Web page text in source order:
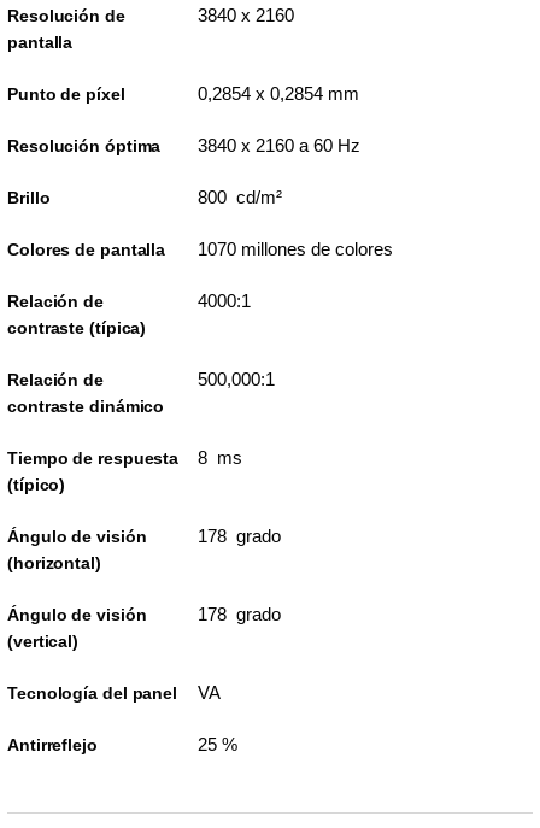
Resolución de
pantalla
3840 x 2160
Punto de píxel 0,2854 x 0,2854 mm
Resolución óptima 3840 x 2160 a 60 Hz
Brillo 800 cd/m²
Colores de pantalla 1070 millones de colores
Relación de
contraste (típica)
4000:1
Relación de
contraste dinámico
500,000:1
Tiempo de respuesta
(típico)
8 ms
Ángulo de visión
(horizontal)
178 grado
Ángulo de visión
(vertical)
178 grado
Tecnología del panel VA
Antirreflejo 25 %